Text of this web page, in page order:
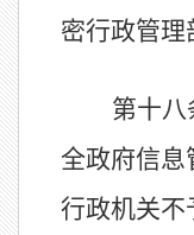
密行政管理
第十
全政府信息
行政机关不